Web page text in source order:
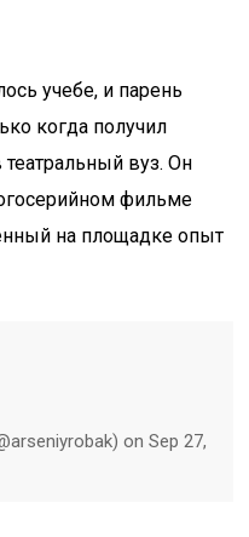
учебе, и парень
когда получил
театральный вуз. Он
фильме
на площадке опыт
on Sep 27,